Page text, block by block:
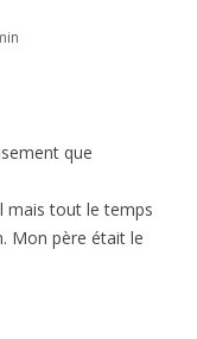
que
mais tout le temps
Mon père était le